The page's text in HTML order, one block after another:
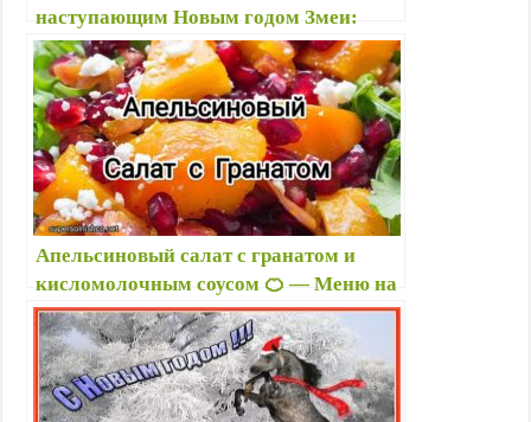
наступающим Новым годом Змеи:
лучшие новогодние поздравления и
прикольные картинки с надписями
Апельсиновый салат с гранатом и
кисломолочным соусом 🍊 — Меню на
Новый год 2025: 🎄🥗 что готовить
новое и интересное